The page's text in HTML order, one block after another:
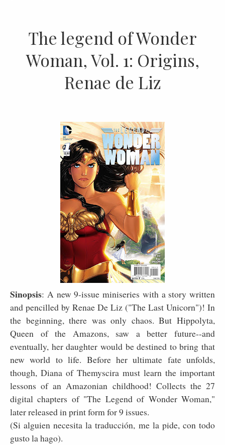
The legend of Wonder
Woman, Vol. 1: Origins,
Renae de Liz
Sinopsis: A new 9-issue miniseries with a story written
and pencilled by Renae De Liz ("The Last Unicorn")! In
the beginning, there was only chaos. But Hippolyta,
Queen of the Amazons, saw a better future--and
eventually, her daughter would be destined to bring that
new world to life. Before her ultimate fate unfolds,
though, Diana of Themyscira must learn the important
lessons of an Amazonian childhood! Collects the 27
digital chapters of "The Legend of Wonder Woman,"
later released in print form for 9 issues.
(Si alguien necesita la traducción, me la pide, con todo
gusto la hago).